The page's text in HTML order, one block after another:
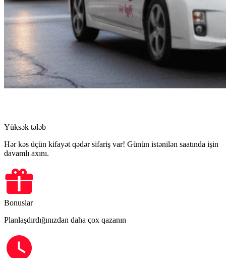
Yüksək tələb
Hər kəs üçün kifayət qədər sifariş var! Günün istənilən saatında işin
davamlı axını.
Bonuslar
Planlaşdırdığınızdan daha çox qazanın